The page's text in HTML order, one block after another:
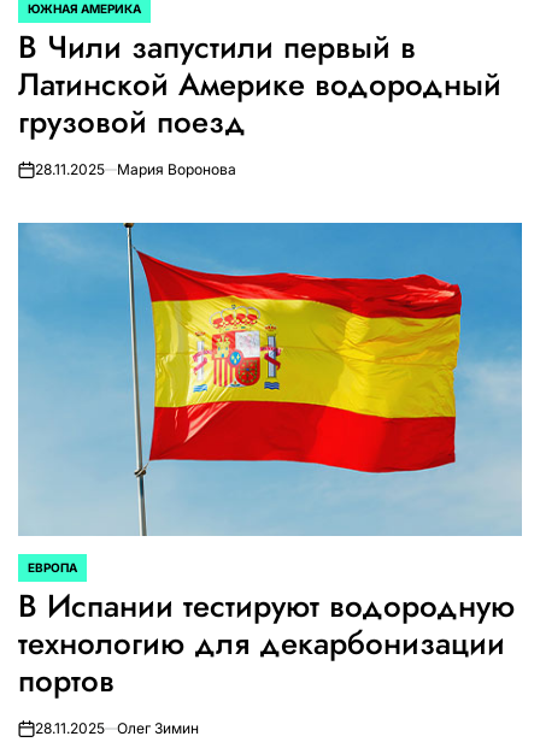
ОПУБЛИКОВАНО
В
ЮЖНАЯ АМЕРИКА
В Чили запустили первый в
Латинской Америке водородный
грузовой поезд
on28.11.2025 Мария Воронова
ОПУБЛИКОВАНО
В
ЕВРОПА
В Испании тестируют водородную
технологию для декарбонизации
портов
on28.11.2025 Олег Зимин